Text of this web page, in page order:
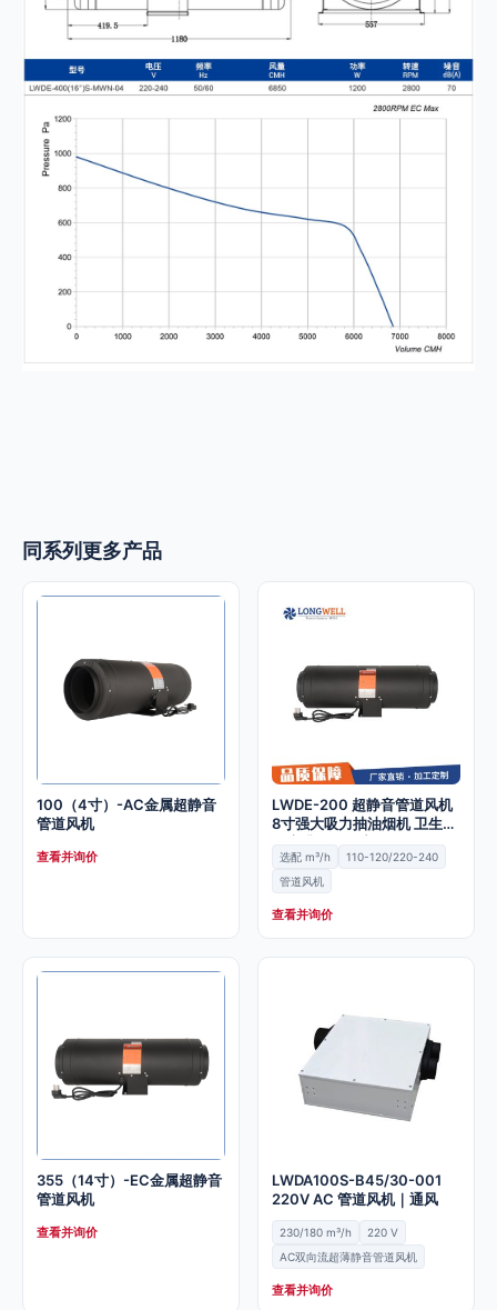
同系列更多产品
100（4寸）-AC金属超静音
管道风机
查看并询价
LWDE-200 超静音管道风机
8寸强大吸力抽油烟机 卫生间
厨房排风换气扇
选配 m³/h
110-120/220-240
管道风机
查看并询价
355（14寸）-EC金属超静音
管道风机
查看并询价
LWDA100S-B45/30-001
220V AC 管道风机｜通风
230/180 m³/h
220 V
AC双向流超薄静音管道风机
查看并询价